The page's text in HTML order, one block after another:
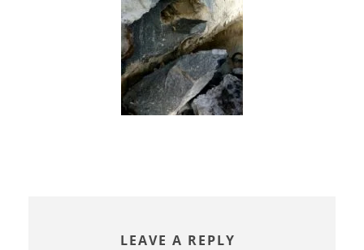
LEAVE A REPLY